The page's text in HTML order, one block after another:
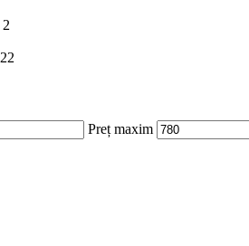
2
22
Preț maxim